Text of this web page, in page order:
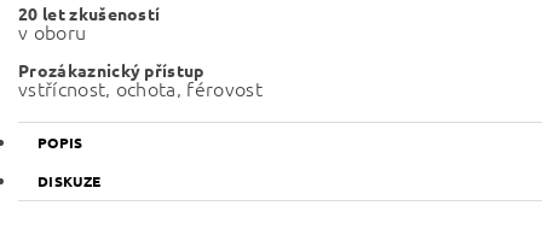
20 let zkušeností
v oboru
Prozákaznický přístup
vstřícnost, ochota, férovost
POPIS
DISKUZE